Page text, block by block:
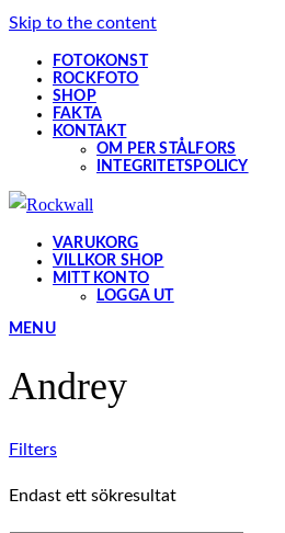
Skip to the content
FOTOKONST
ROCKFOTO
SHOP
FAKTA
KONTAKT
OM PER STÅLFORS
INTEGRITETSPOLICY
VARUKORG
VILLKOR SHOP
MITT KONTO
LOGGA UT
MENU
Andrey
Filters
Endast ett sökresultat